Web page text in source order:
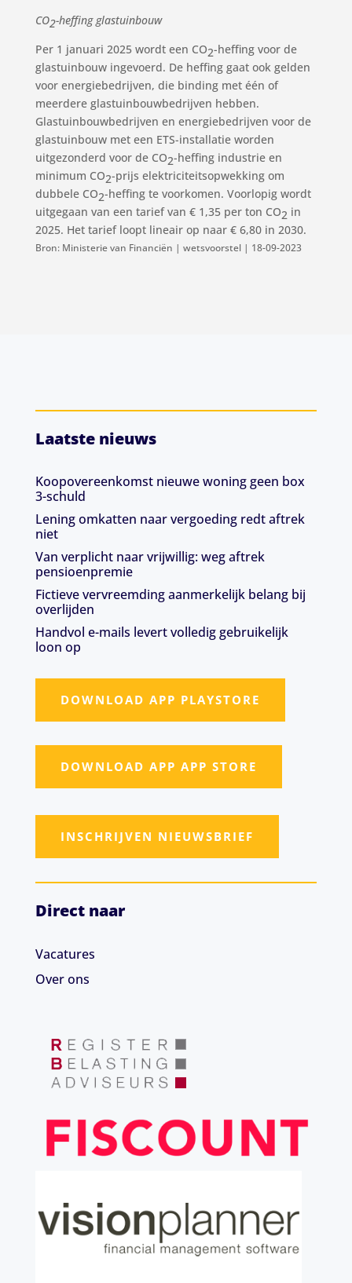
CO2-heffing glastuinbouw
Per 1 januari 2025 wordt een CO2-heffing voor de
glastuinbouw ingevoerd. De heffing gaat ook gelden
voor energiebedrijven, die binding met één of
meerdere glastuinbouwbedrijven hebben.
Glastuinbouwbedrijven en energiebedrijven voor de
glastuinbouw met een ETS-installatie worden
uitgezonderd voor de CO2-heffing industrie en
minimum CO2-prijs elektriciteitsopwekking om
dubbele CO2-heffing te voorkomen. Voorlopig wordt
uitgegaan van een tarief van € 1,35 per ton CO2 in
2025. Het tarief loopt lineair op naar € 6,80 in 2030.
Bron: Ministerie van Financiën | wetsvoorstel | 18-09-2023
Laatste nieuws
Koopovereenkomst nieuwe woning geen box
3-schuld
Lening omkatten naar vergoeding redt aftrek
niet
Van verplicht naar vrijwillig: weg aftrek
pensioenpremie
Fictieve vervreemding aanmerkelijk belang bij
overlijden
Handvol e-mails levert volledig gebruikelijk
loon op
DOWNLOAD APP PLAYSTORE
DOWNLOAD APP APP STORE
INSCHRIJVEN NIEUWSBRIEF
Direct naar
Vacatures
Over ons